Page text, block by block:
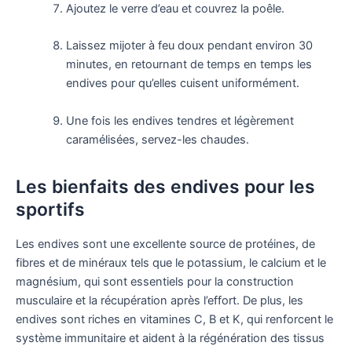
Ajoutez le verre d’eau et couvrez la poêle.
Laissez mijoter à feu doux pendant environ 30
minutes, en retournant de temps en temps les
endives pour qu’elles cuisent uniformément.
Une fois les endives tendres et légèrement
caramélisées, servez-les chaudes.
Les bienfaits des endives pour les
sportifs
Les endives sont une excellente source de protéines, de
fibres et de minéraux tels que le potassium, le calcium et le
magnésium, qui sont essentiels pour la construction
musculaire et la récupération après l’effort. De plus, les
endives sont riches en vitamines C, B et K, qui renforcent le
système immunitaire et aident à la régénération des tissus